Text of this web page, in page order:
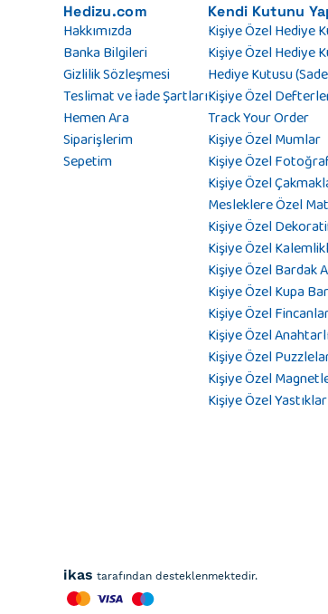
Hedizu.com
Hakkımızda
Banka Bilgileri
Gizlilik Sözleşmesi
Teslimat ve İade Şartları
Hemen Ara
Siparişlerim
Sepetim
Kendi Kutunu
Kişiye Özel Hediye
Kişiye Özel Hediye
Hediye Kutusu
Kişiye Özel
Track Your Order
Kişiye Özel Mumlar
Kişiye Özel
Kişiye Özel
Mesleklere Özel
Kişiye Özel
Kişiye Özel
Kişiye Özel Bardak
Kişiye Özel Kupa
Kişiye Özel
Kişiye Özel
Kişiye Özel
Kişiye Özel
Kişiye Özel Yastıklar
ikas tarafından desteklenmektedir.